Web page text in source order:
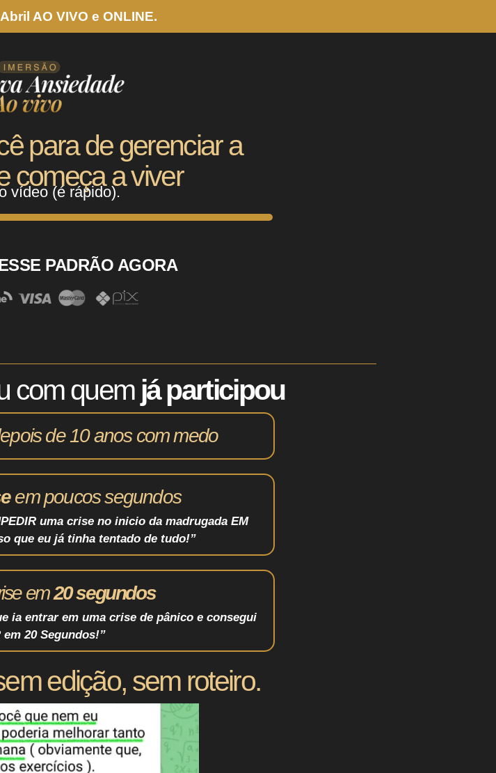
AO VIVO e ONLINE.
para de gerenciar a
começa a viver
vídeo (é rápido).
PADRÃO AGORA
com quemjá participou
de 10 anos com medo
em poucos segundos
uma crise no inicio da madrugada EM
que eu já tinha tentado de tudo!”
em20 segundos
ia entrar em uma crise de pânico e consegui
em 20 Segundos!”
edição, sem roteiro.